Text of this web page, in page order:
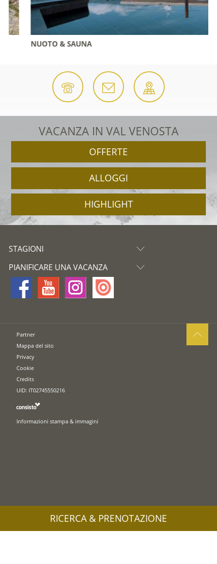
NUOTO & SAUNA
VACANZA IN VAL VENOSTA
OFFERTE
ALLOGGI
HIGHLIGHT
STAGIONI
PIANIFICARE UNA VACANZA
Partner
Mappa del sito
Privacy
Cookie
Credits
UID: IT02745550216
Informazioni stampa & immagini
RICERCA & PRENOTAZIONE